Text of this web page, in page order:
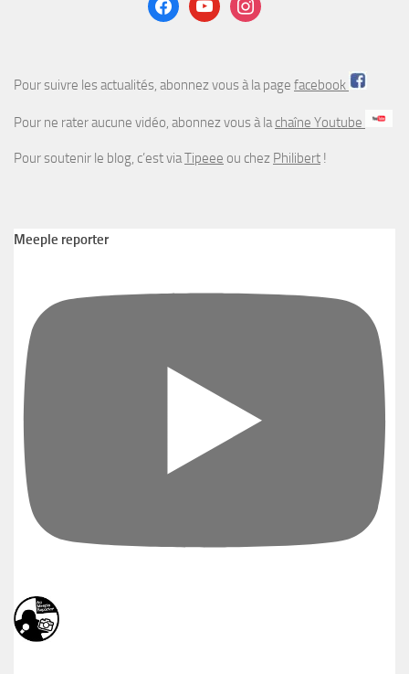
Pour suivre les actualités, abonnez vous à la page facebook
Pour ne rater aucune vidéo, abonnez vous à lachaîne Youtube
Pour soutenir le blog, c’est viaTipeee ou chez Philibert !
Meeple reporter